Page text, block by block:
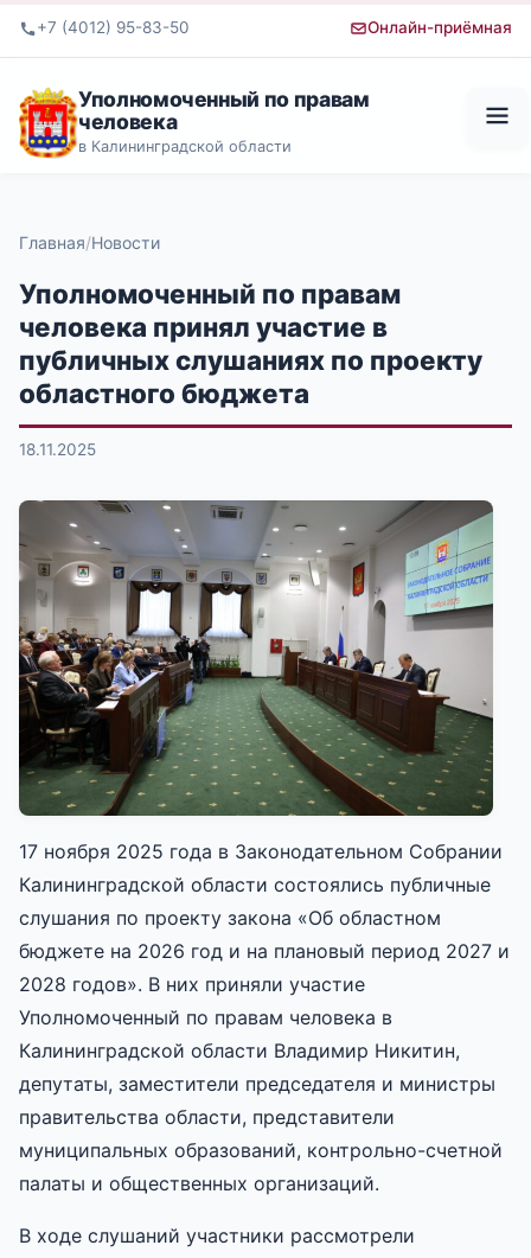
+7 (4012) 95-83-50 Онлайн-приёмная
Уполномоченный по правам
человека
в Калининградской области
Главная Новости
Уполномоченный по правам
человека принял участие в
публичных слушаниях по проекту
областного бюджета
18.11.2025
17 ноября 2025 года в Законодательном Собрании
Калининградской области состоялись публичные
слушания по проекту закона «Об областном
бюджете на 2026 год и на плановый период 2027 и
2028 годов». В них приняли участие
Уполномоченный по правам человека в
Калининградской области Владимир Никитин,
депутаты, заместители председателя и министры
правительства области, представители
муниципальных образований, контрольно-счетной
палаты и общественных организаций.
В ходе слушаний участники рассмотрели